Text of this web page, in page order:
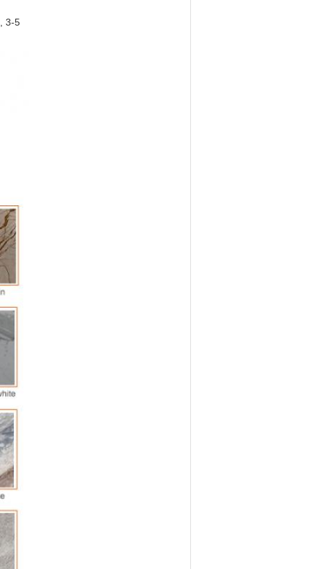
3-5